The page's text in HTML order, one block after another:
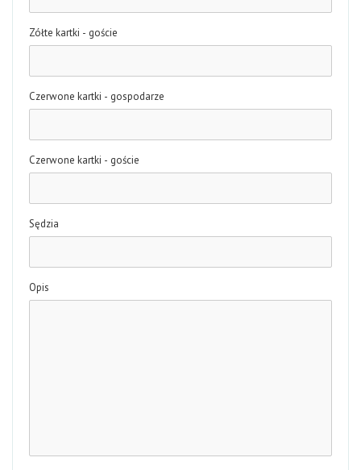
Zółte kartki - goście
Czerwone kartki - gospodarze
Czerwone kartki - goście
Sędzia
Opis